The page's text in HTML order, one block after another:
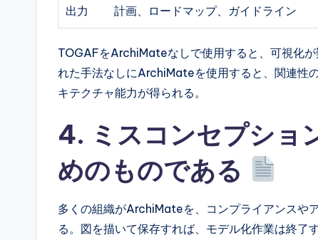
出力 計画、ロードマップ、ガイドライン
TOGAFをArchiMateなしで使用すると、可視化
れた手法なしにArchiMateを使用すると、関連性
キテクチャ能力が得られる。
4. ミスコンセプショ
めのものである
多くの組織がArchiMateを、コンプライアンスや
る。図を描いて保存すれば、モデル化作業は終了